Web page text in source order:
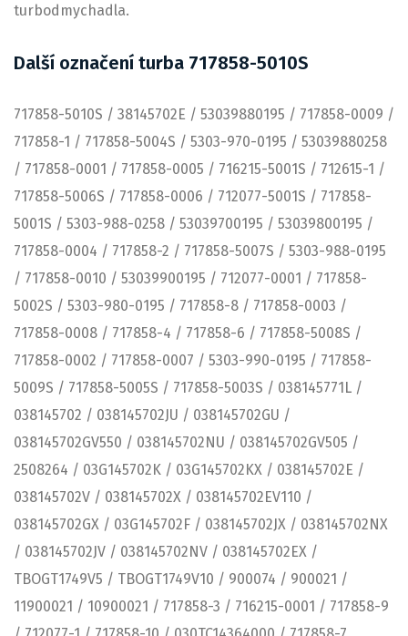
turbodmychadla.
Další označení turba 717858-5010S
717858-5010S / 38145702E / 53039880195 / 717858-0009 /
717858-1 / 717858-5004S / 5303-970-0195 / 53039880258
/ 717858-0001 / 717858-0005 / 716215-5001S / 712615-1 /
717858-5006S / 717858-0006 / 712077-5001S / 717858-
5001S / 5303-988-0258 / 53039700195 / 53039800195 /
717858-0004 / 717858-2 / 717858-5007S / 5303-988-0195
/ 717858-0010 / 53039900195 / 712077-0001 / 717858-
5002S / 5303-980-0195 / 717858-8 / 717858-0003 /
717858-0008 / 717858-4 / 717858-6 / 717858-5008S /
717858-0002 / 717858-0007 / 5303-990-0195 / 717858-
5009S / 717858-5005S / 717858-5003S / 038145771L /
038145702 / 038145702JU / 038145702GU /
038145702GV550 / 038145702NU / 038145702GV505 /
2508264 / 03G145702K / 03G145702KX / 038145702E /
038145702V / 038145702X / 038145702EV110 /
038145702GX / 03G145702F / 038145702JX / 038145702NX
/ 038145702JV / 038145702NV / 038145702EX /
TBOGT1749V5 / TBOGT1749V10 / 900074 / 900021 /
11900021 / 10900021 / 717858-3 / 716215-0001 / 717858-9